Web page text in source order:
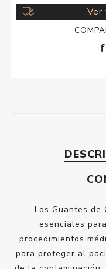
Ver
Los Guantes de
esenciales
procedimientos
para proteger al